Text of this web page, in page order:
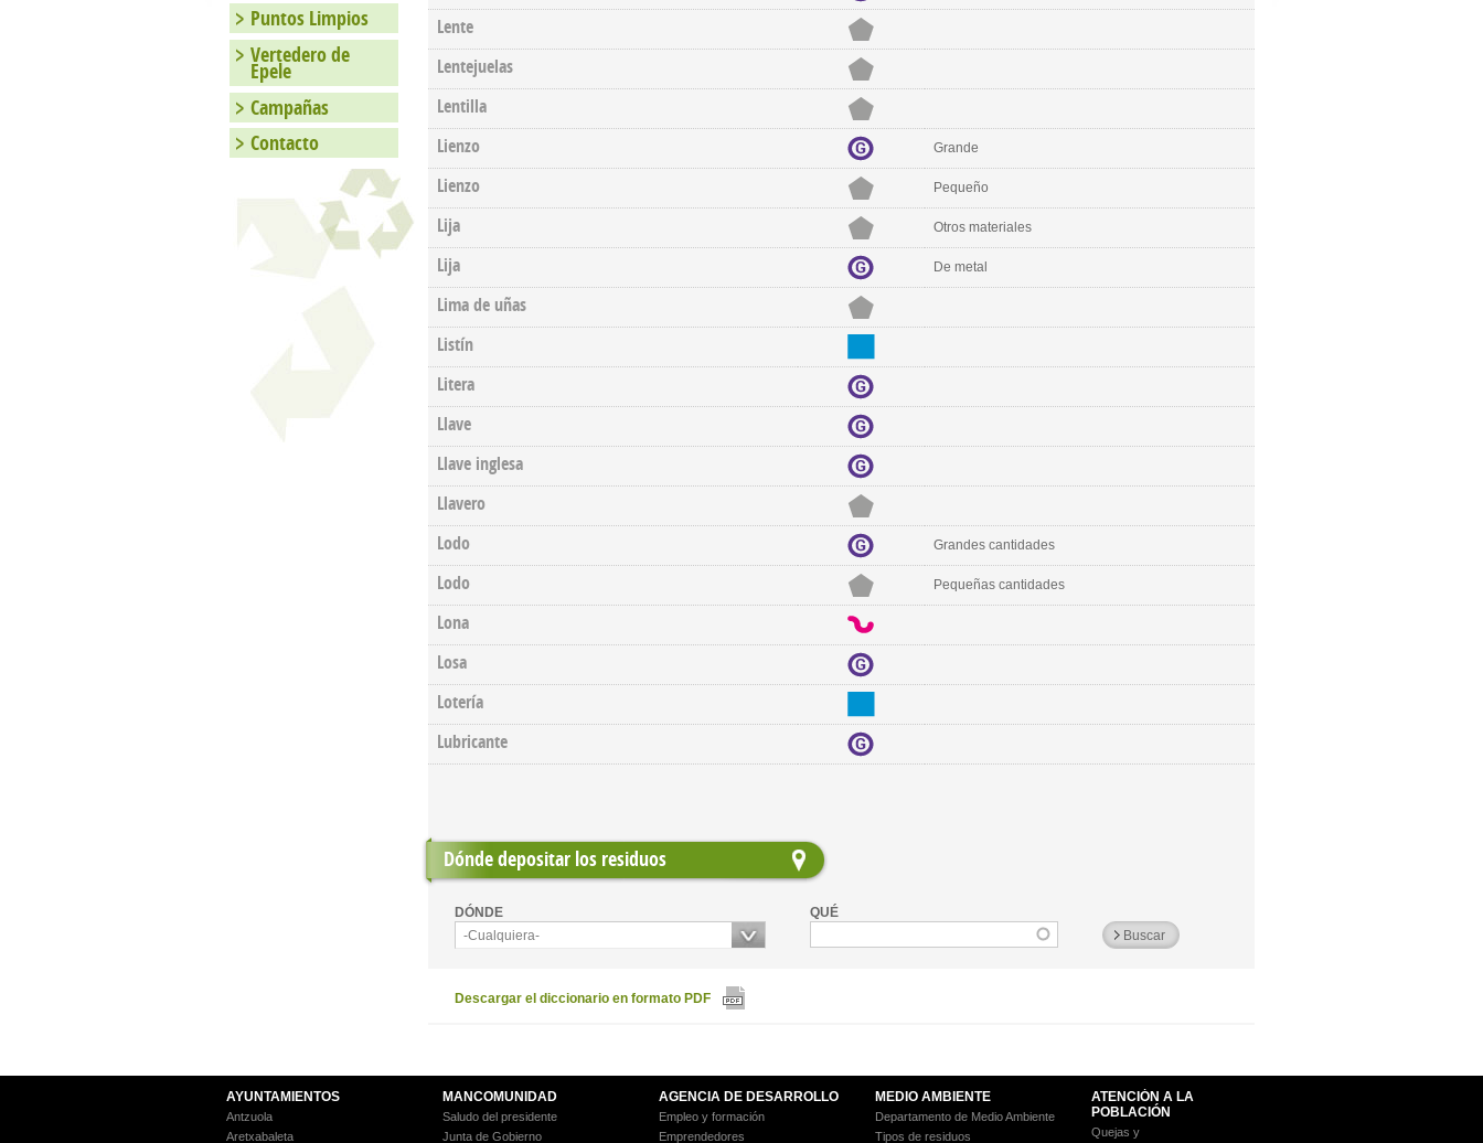
Lente
Lentejuelas
Lentilla
Lienzo
Grande
Lienzo Pequeño
Lija Otros materiales
Lija De metal
Lima de uñas
Listín
Litera
Llave
Llave inglesa
Llavero
Lodo
Grandes cantidades
Lodo Pequeñas cantidades
Lona
Losa
Lotería
Lubricante
Dónde depositar los residuos
DÓNDE
-Cualquiera-
QUÉ
Descargar el diccionario en formato PDF
Puntos Limpios
Vertedero de
Epele
Campañas
Contacto
AYUNTAMIENTOS
Antzuola
Aretxabaleta
MANCOMUNIDAD
Saludo del presidente
Junta de Gobierno
AGENCIA DE DESARROLLO
Empleo y formación
Emprendedores
MEDIO AMBIENTE
Departamento de Medio Ambiente
Tipos de residuos
ATENCIÓN A LA
POBLACIÓN
Quejas y